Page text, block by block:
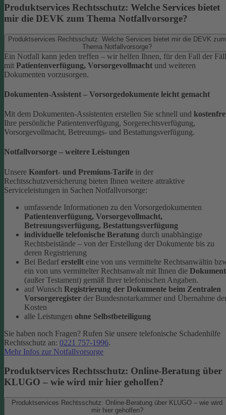
Produktservices Rechtsschutz: Welche Services bietet
mir die DEVK zum Thema Notfallvorsorge?
Produktservices Rechtsschutz: Welche Services bietet mir die DEVK zum
Thema Notfallvorsorge?
Ein Notfall kann jeden treffen – wir helfen Ihnen, für den Fall der
mit Patientenverfügung, Vorsorgevollmacht und weiteren
Dokumenten vorzusorgen.
Dokumenten-Assistent – Vorsorgedokumente leicht gemacht
Mit dem Dokumenten-Assistenten erstellen Sie schnell und
Ihre persönliche Patientenverfügung, Sorgerechtsverfügung,
Vorsorgevollmacht, Betreuungs- und Bestattungsverfügung.
Notfallvorsorge – weitere Leistungen
Unsere Komfort- und Premium-Tarife in der
Rechtsschutzversicherung bieten Ihnen weitere attraktive
Serviceleistungen in Sachen Notfallvorsorge:
umfassende Informationen zu den Vorsorgedokumenten
Patientenverfügung, Vorsorgevollmacht,
Betreuungsverfügung, Bestattungsverfügung
individuelle telefonische Beratung durch unabhängige
Rechtsbeistände – von der Erstellung der Dokumente bis zu
deren Registrierung
Bei Bedarf erstellt eine von uns vermittelte Rechtsanwältin
ein von uns vermittelter Rechtsanwalt mit Ihnen die
(außer Testament) gemäß Ihrer telefonischen Angaben.
auf Wunsch Registrierung der Dokumente beim Zentralen
Vorsorgeregister der Bundesnotarkammer und Übernahme
Kosten
alle Leistungen ohne Selbstbeteiligung
Sie haben noch Fragen? Rufen Sie unsere telefonische Schadenhilfe
Rechtsschutz an: 0221 757-1996.
Mehr Infos zur Notfallvorsorge
Produktservices Rechtsschutz: Online-Beratung über
KLUGO – wie wird mir hier geholfen?
Produktservices Rechtsschutz: Online-Beratung über KLUGO – wie wird
mir hier geholfen?